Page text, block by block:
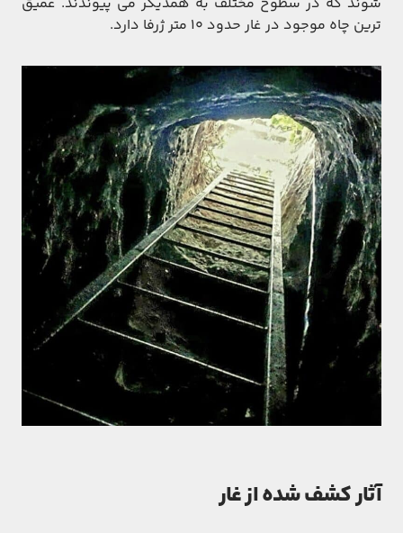
ترین چاه موجود در غار حدود ۱۰ متر ژرفا دارد.
آثار کشف شده از غار